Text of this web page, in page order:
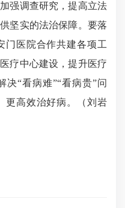
强调查研究，提高立法
坚实的法治保障。要落
门医院合作共建各项工
疗中心建设，提升医疗
决“看病难”“看病贵”问
更高效治好病。（刘岩